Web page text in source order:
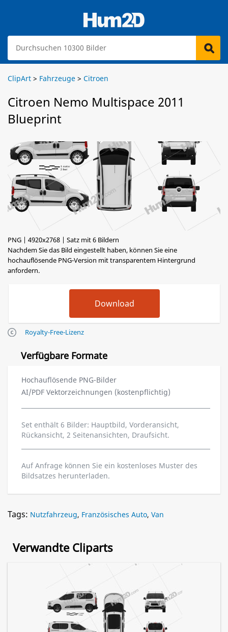
ClipArt > Fahrzeuge > Citroen
Citroen Nemo Multispace 2011
Blueprint
PNG | 4920x2768 | Satz mit 6 Bildern
Nachdem Sie das Bild eingestellt haben, können Sie eine
hochauflösende PNG-Version mit transparentem Hintergrund
anfordern.
Royalty-Free-Lizenz
Verfügbare Formate
Hochauflösende PNG-Bilder
AI/PDF Vektorzeichnungen (kostenpflichtig)
Set enthält 6 Bilder: Hauptbild, Vorderansicht,
Rückansicht, 2 Seitenansichten, Draufsicht.
Auf Anfrage können Sie ein kostenloses Muster des
Bildsatzes herunterladen.
Tags: Nutzfahrzeug, Französisches Auto, Van
Verwandte Cliparts